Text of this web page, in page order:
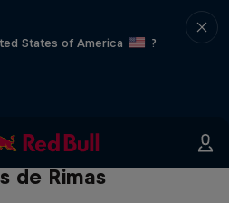
States of America
?
Nueva Historia:
de Rimas